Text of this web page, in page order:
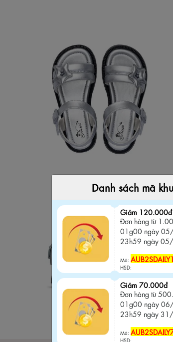
Danh sách mã
Giảm 120.000đ
Đơn hàng từ
01g00 ngày
23h59 ngày
Mã:
HSD:
Giảm 70.000đ
Đơn hàng từ
01g00 ngày
23h59 ngày
Mã:
HSD: